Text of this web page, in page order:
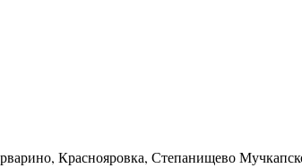
Краснояровка, Степанищево